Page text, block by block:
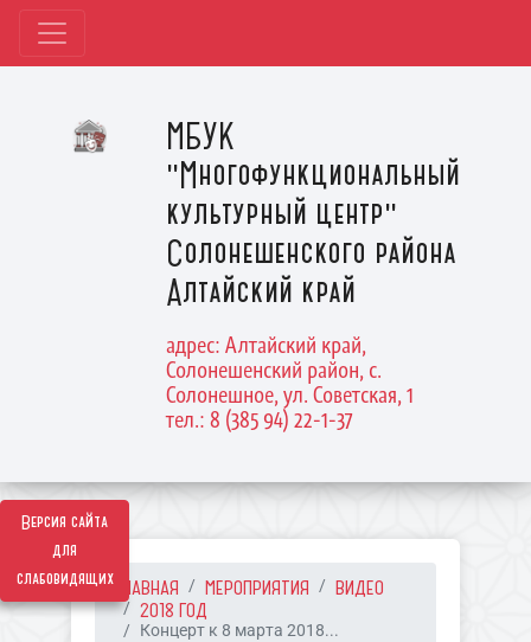
Версия сайта
для
слабовидящих
МБУК
"Многофункциональный
культурный центр"
Солонешенского района
Алтайский край
адрес: Алтайский край,
Солонешенский район, с.
Солонешное, ул. Советская, 1
тел.: 8 (385 94) 22-1-37
ГЛАВНАЯ МЕРОПРИЯТИЯ
ВИДЕО
2018 ГОД
Концерт к 8 марта 2018...